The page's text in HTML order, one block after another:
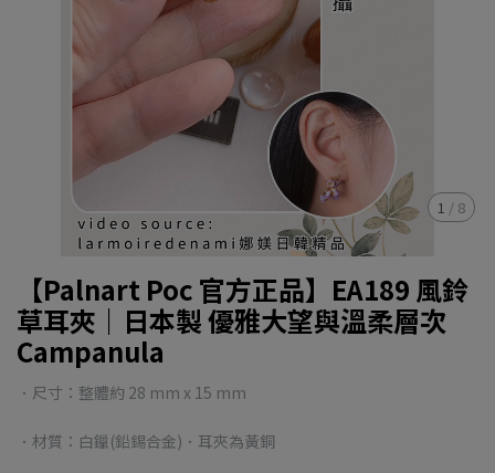
1 / 8
【Palnart Poc 官方正品】EA189 風鈴
草耳夾｜日本製 優雅大望與溫柔層次
Campanula
．尺寸：整體約 28 mm x 15 mm
．材質：白鑞(鉛錫合金)．耳夾為黃銅